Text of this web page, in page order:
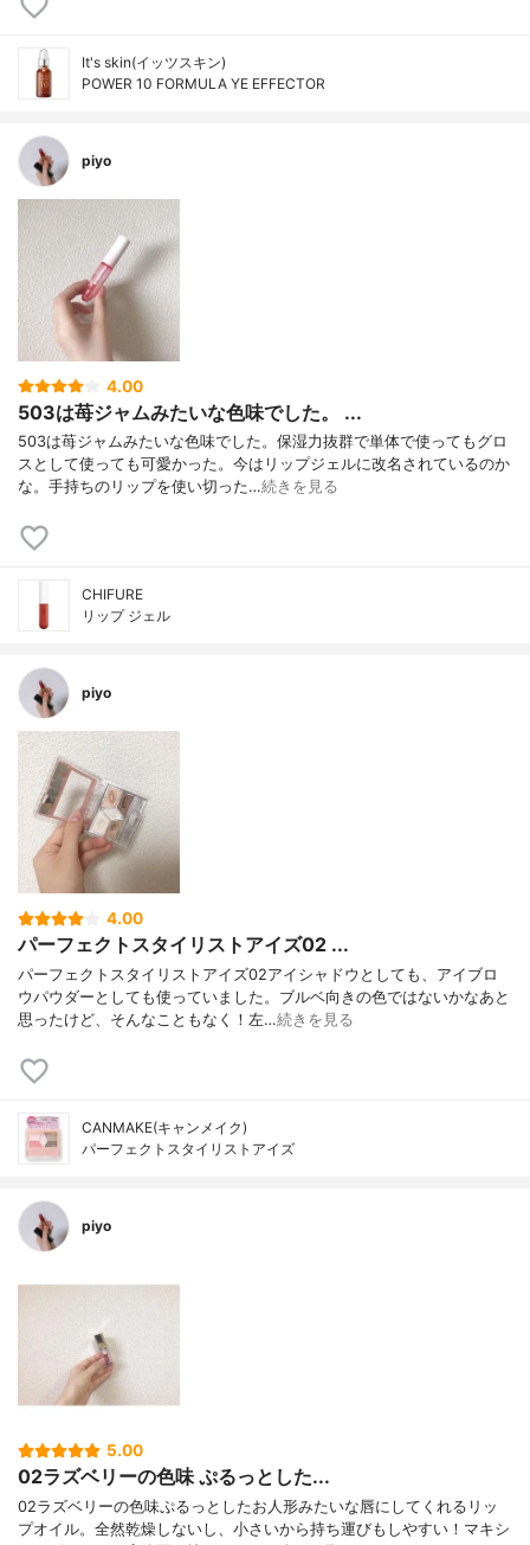
It's skin(イッツスキン)
POWER 10 FORMULA YE EFFECTOR
piyo
4.00
503は苺ジャムみたいな色味でした。 ...
503は苺ジャムみたいな色味でした。保湿力抜群で単体で使ってもグロ
スとして使っても可愛かった。今はリップジェルに改名されているのか
な。手持ちのリップを使い切った…続きを見る
CHIFURE
リップ ジェル
piyo
4.00
パーフェクトスタイリストアイズ02 ...
パーフェクトスタイリストアイズ02アイシャドウとしても、アイブロ
ウパウダーとしても使っていました。ブルベ向きの色ではないかなあと
思ったけど、そんなこともなく！左…続きを見る
CANMAKE(キャンメイク)
パーフェクトスタイリストアイズ
piyo
5.00
02ラズベリーの色味 ぷるっとした...
02ラズベリーの色味ぷるっとしたお人形みたいな唇にしてくれるリッ
プオイル。全然乾燥しないし、小さいから持ち運びもしやすい！マキシ